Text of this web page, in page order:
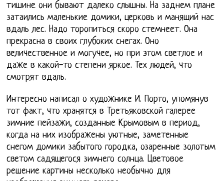
тишине они бывают далеко слышны. На заднем плане
затаились маленькие домики, церковь и манящий нас
вдаль лес. Надо торопиться скоро стемнеет. Она
прекрасна в своих глубоких снегах. Оно
величественное и могучее, но при этом светлое и
даже в какой-то степени яркое. Тех людей, что
смотрят вдаль.
Интересно написал о художнике И. Порто, упомянув
тот факт, что хранятся в Третьяковской галерее
зимние пейзажи, созданные Крымовым в период,
когда на них изображены уютные, заметенные
снегом домики забытого городка, озаренные золотым
светом садящегося зимнего солнца. Цветовое
решение картины несколько необычно для